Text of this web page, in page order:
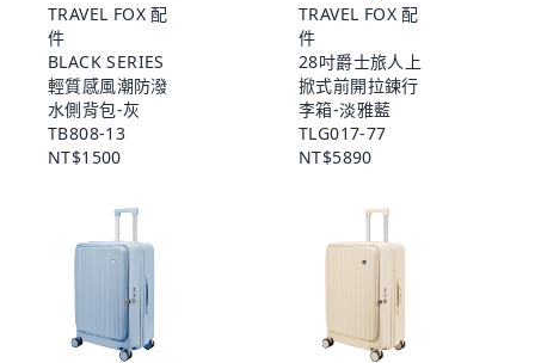
TRAVEL FOX 配
件
BLACK SERIES
輕質感風潮防潑
水側背包-灰
TB808-13
NT$1500
TRAVEL FOX 配
件
28吋爵士旅人上
掀式前開拉鍊行
李箱-淡雅藍
TLG017-77
NT$5890